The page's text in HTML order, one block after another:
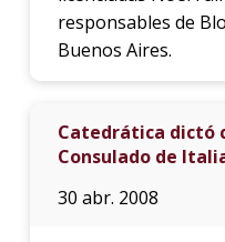
responsables de
Buenos Aires.
Catedrática dictó
Consulado de
30 abr. 2008